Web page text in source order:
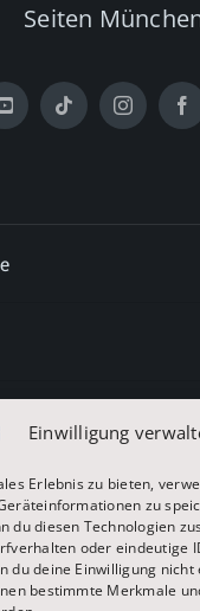
Einwilligung
Erlebnis zu bieten,
zu
du diesen Technologien
oder eindeutige
du deine Einwilligung
bestimmte Merkmale
Seiten
& Volksfeste